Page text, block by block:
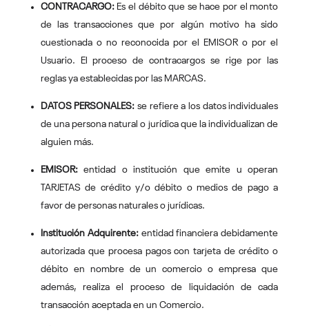
CONTRACARGO:Es el débito que se hace por el monto
de las transacciones que por algún motivo ha sido
cuestionada o no reconocida por el EMISOR o por el
Usuario. El proceso de contracargos se rige por las
reglas ya establecidas por las MARCAS.
DATOS PERSONALES: se refiere a los datos individuales
de una persona natural o jurídica que la individualizan de
alguien más.
EMISOR:entidad o institución que emite u operan
TARJETAS de crédito y/o débito o medios de pago a
favor de personas naturales o jurídicas.
Institución Adquirente:entidad financiera debidamente
autorizada que procesa pagos con tarjeta de crédito o
débito en nombre de un comercio o empresa que
además, realiza el proceso de liquidación de cada
transacción aceptada en un Comercio.